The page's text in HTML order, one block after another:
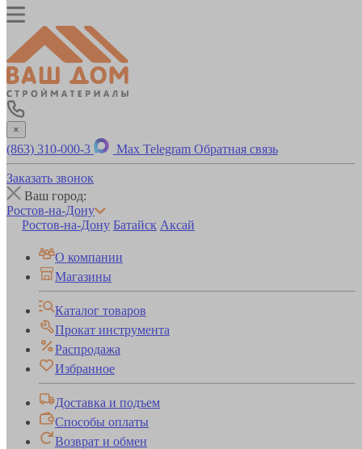
×
(863) 310-000-3 Max Telegram Обратная связь
Заказать звонок
Ваш город:
Ростов-на-Дону
Ростов-на-Дону Батайск Аксай
О компании
Магазины
Каталог товаров
Прокат инструмента
Распродажа
Избранное
Доставка и подъем
Способы оплаты
Возврат и обмен